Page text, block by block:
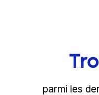
parmi les